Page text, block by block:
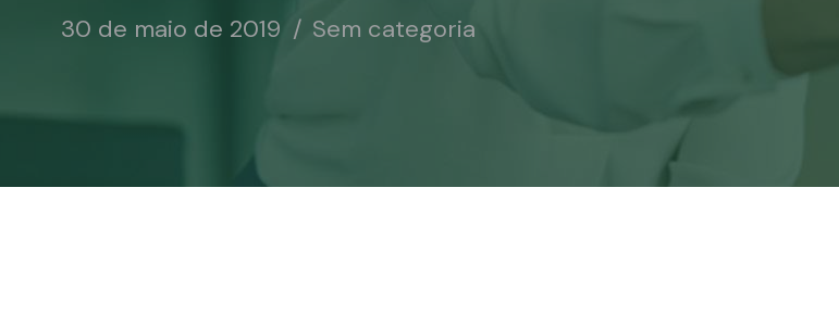
30 de maio de 2019 Sem categoria